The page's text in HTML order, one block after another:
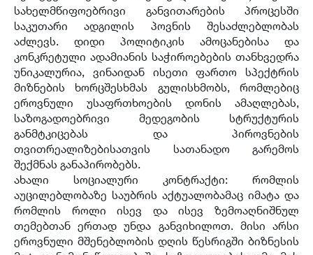
სახელმწიფოებრივი განვითარების პროცესში
საკუთარი ადგილის პოვნის შესაძლებლობას
აძლევს. დიდი პოლიტიკის ამოცანებისა და
კონკრეტული ადამიანის საჭიროებების თანხვედრა
უნიკალურია, ვინაიდან ისეთი ფართო სპექტრის
მიზნების ხორცშესხმას გულისხმობს, რომლებიც
ეროვნული უსაფრთხოების დონის ამაღლებას,
საზოგადოებრივი მედეგობის სტრუქტურის
განმტკიცებას და პიროვნების
თვითრეალიზებისათვის სათანადო გარემოს
შექმნას განაპირობებს.
ახალი სოციალური კონტრაქტი: რომლის
აუცილებლობაზე საუბრის აქტუალობამაც იმატა და
რომლის როლი ისევ და ისევ ზემოაღნიშნულ
თემებთან ერთად უნდა განვიხილოთ. მისი არსი
ეროვნული მშენებლობის დღის წესრიგში ბიზნესის